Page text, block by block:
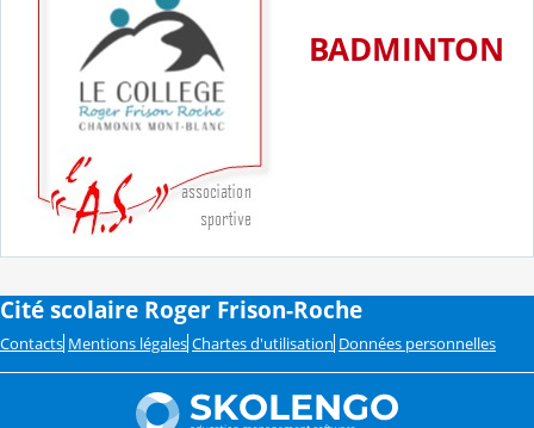
BADMINTON
Cité scolaire Roger Frison-Roche
Contacts Mentions légales Chartes d'utilisation Données personnelles